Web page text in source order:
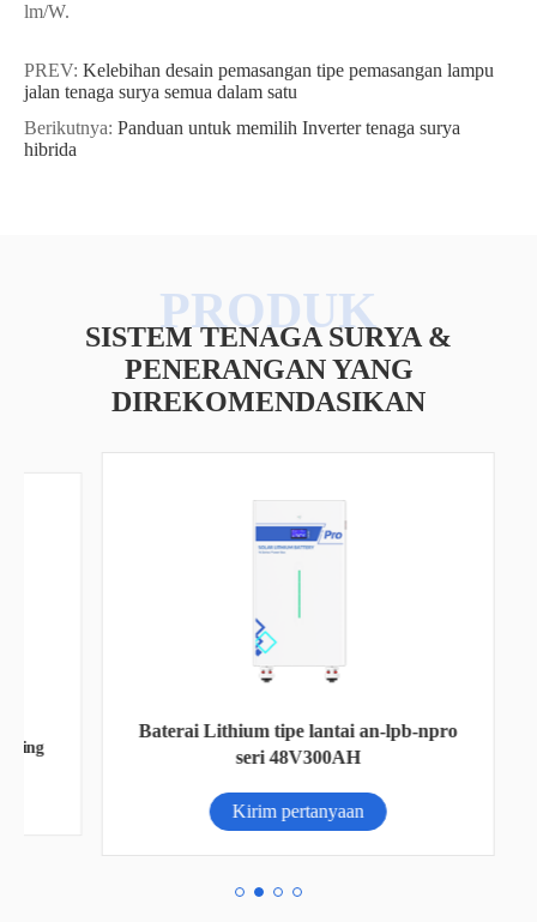
lm/W.
PREV: Kelebihan desain pemasangan tipe pemasangan lampu
jalan tenaga surya semua dalam satu
Berikutnya: Panduan untuk memilih Inverter tenaga surya
hibrida
SISTEM TENAGA SURYA &
PENERANGAN YANG
DIREKOMENDASIKAN
Baterai Lithium tipe lantai an-lpb-npro
seri 48V300AH
Kirim pertanyaan